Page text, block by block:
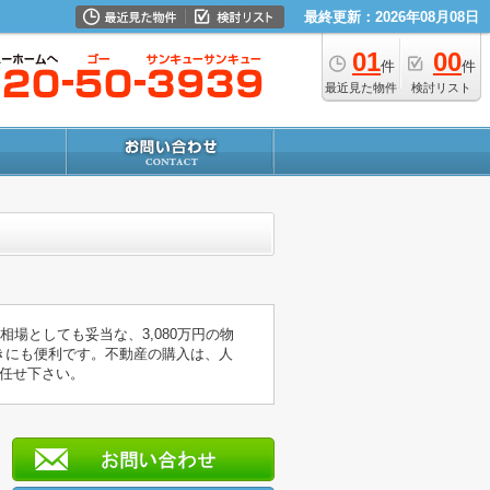
最終更新：2026年08月08日
01件
最近見た物件
00件
検討リスト
場としても妥当な、3,080万円の物
も便利です。不動産の購入は、人
せ下さい。